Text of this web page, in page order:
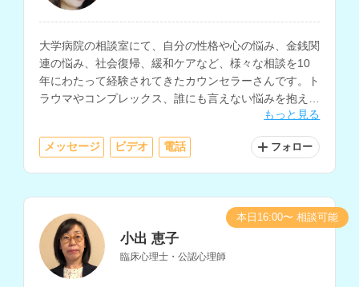
大学病院の相談室にて、自分の性格や心の悩み、金銭関
連の悩み、社会復帰、緩和ケアなど、様々な相談を10
年にわたって経験されてきたカウンセラーさんです。ト
ラウマやコンプレックス、誰にも言えない悩みを抱えて
もっと見る
メッセージ ビデオ 電話 フォロー
小出 恵子
臨床心理士・公認心理師
本日16:00〜 相談可能